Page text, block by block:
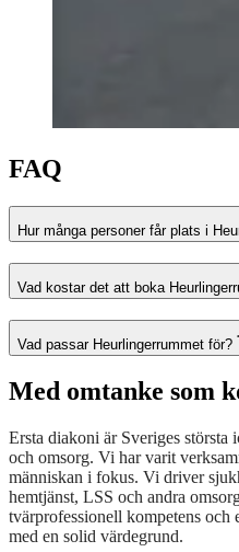
FAQ
Hur många personer får plats i
Vad kostar det att boka
Vad passar Heurlingerrummet för?
Med omtanke som
Ersta diakoni är Sveriges
och omsorg. Vi har varit
människan i fokus. Vi driver
hemtjänst, LSS och andra
tvärprofessionell kompetens och
med en solid värdegrund.